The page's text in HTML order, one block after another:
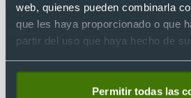
web, quienes pueden combinarla
que les haya proporcionado o que
partir del uso que haya hecho de
Permitir todas las
Bolígrafos clásicos